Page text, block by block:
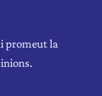
promeut la